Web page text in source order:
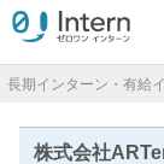
長期インターン・有給
株式会社